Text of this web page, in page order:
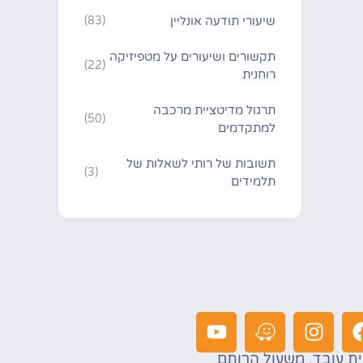
שיעורי תודעה אונליין (83)
תקשורים ושיעורים על מטפיזיקה
רוחנית
(22)
תרגול מדיטציית מרכבה
למתקדמים
(50)
תשובות של רותי לשאלות של
תלמידים
(3)
עובד, משעול הרותם